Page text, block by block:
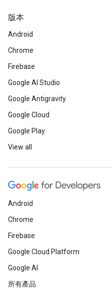
版本
Android
Chrome
Firebase
Google AI Studio
Google Antigravity
Google Cloud
Google Play
View all
Android
Chrome
Firebase
Google Cloud Platform
Google AI
所有產品